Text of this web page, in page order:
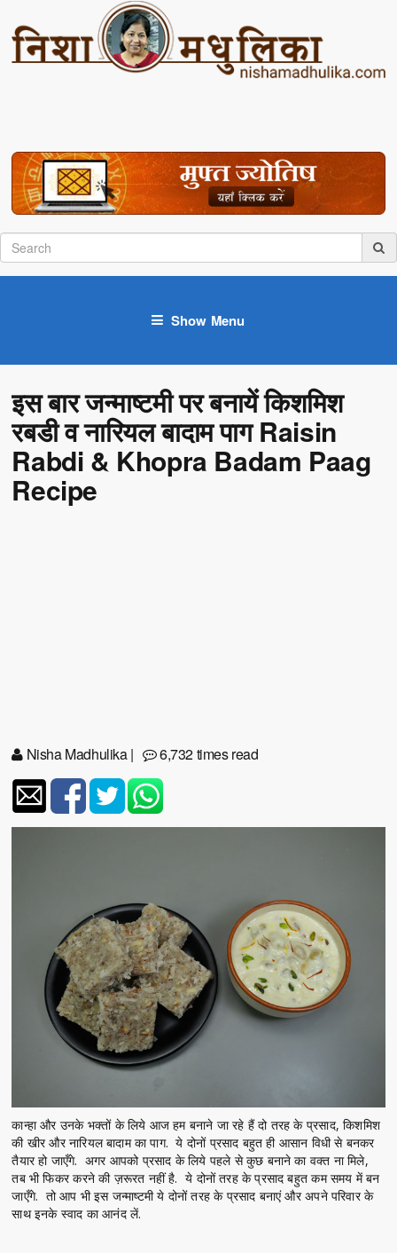
Show Menu
इस बार जन्माष्टमी पर बनायें किशमिश
रबडी व नारियल बादाम पाग Raisin
Rabdi & Khopra Badam Paag
Recipe
Nisha Madhulika| 6,732 times read
कान्हा और उनके भक्तों के लिये आज हम बनाने जा रहे हैं दो तरह के प्रसाद, किशमिश
की खीर और नारियल बादाम का पाग. ये दोनों प्रसाद बहुत ही आसान विधी से बनकर
तैयार हो जाएँगे. अगर आपको प्रसाद के लिये पहले से कुछ बनाने का वक्त ना मिले,
तब भी फिकर करने की ज़रूरत नहीं है. ये दोनों तरह के प्रसाद बहुत कम समय में बन
जाएँगे. तो आप भी इस जन्माष्टमी ये दोनों तरह के प्रसाद बनाएं और अपने परिवार के
साथ इनके स्वाद का आनंद लें.